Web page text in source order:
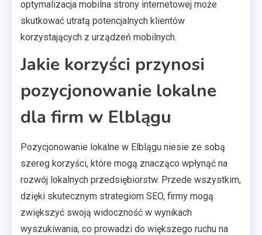
optymalizacja mobilna strony internetowej może
skutkować utratą potencjalnych klientów
korzystających z urządzeń mobilnych.
Jakie korzyści przynosi
pozycjonowanie lokalne
dla firm w Elblągu
Pozycjonowanie lokalne w Elblągu niesie ze sobą
szereg korzyści, które mogą znacząco wpłynąć na
rozwój lokalnych przedsiębiorstw. Przede wszystkim,
dzięki skutecznym strategiom SEO, firmy mogą
zwiększyć swoją widoczność w wynikach
wyszukiwania, co prowadzi do większego ruchu na